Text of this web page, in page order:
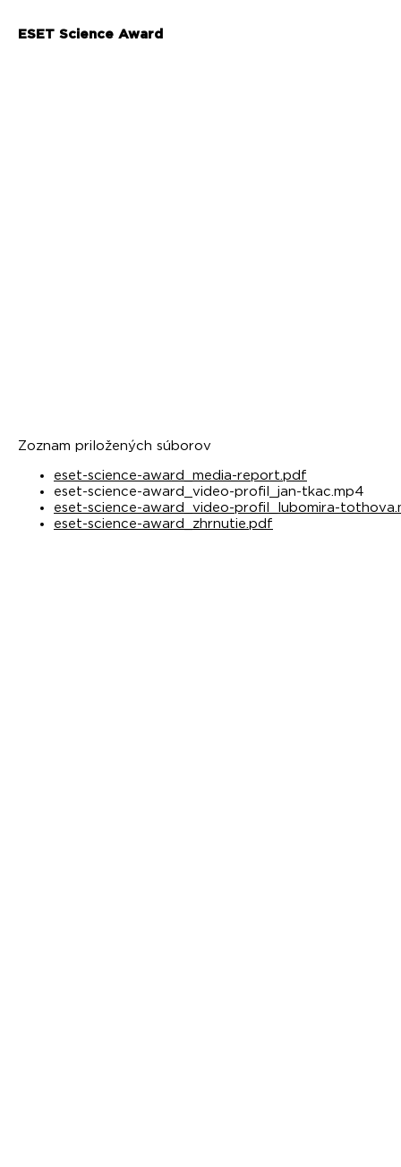
ESET Science Award
Zoznam priložených súborov
eset-science-award_media-report.pdf
eset-science-award_video-profil_jan-tkac.mp4
eset-science-award_video-profil_lubomira-
eset-science-award_zhrnutie.pdf